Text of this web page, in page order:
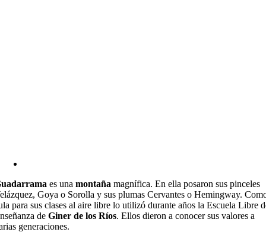
es unamontaña magnífica. En ella posaron sus pinceles
Goya o Sorolla y sus plumas Cervantes o Hemingway.
para sus clases al aire libre lo utilizó durante años la Escuela Libre
deGiner de los Ríos. Ellos dieron a conocer sus valores a
generaciones.